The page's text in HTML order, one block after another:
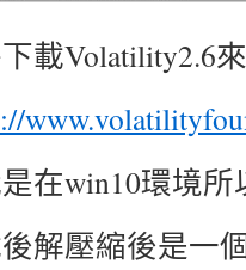
載Volatility2.6
在win10環境所
解壓縮後是一